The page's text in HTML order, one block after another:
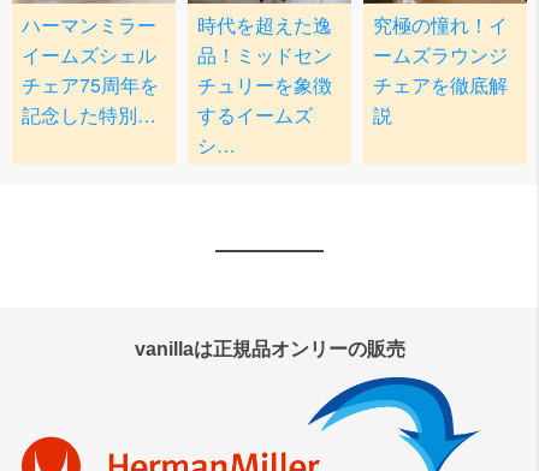
vanillaは正規品オンリーの販売